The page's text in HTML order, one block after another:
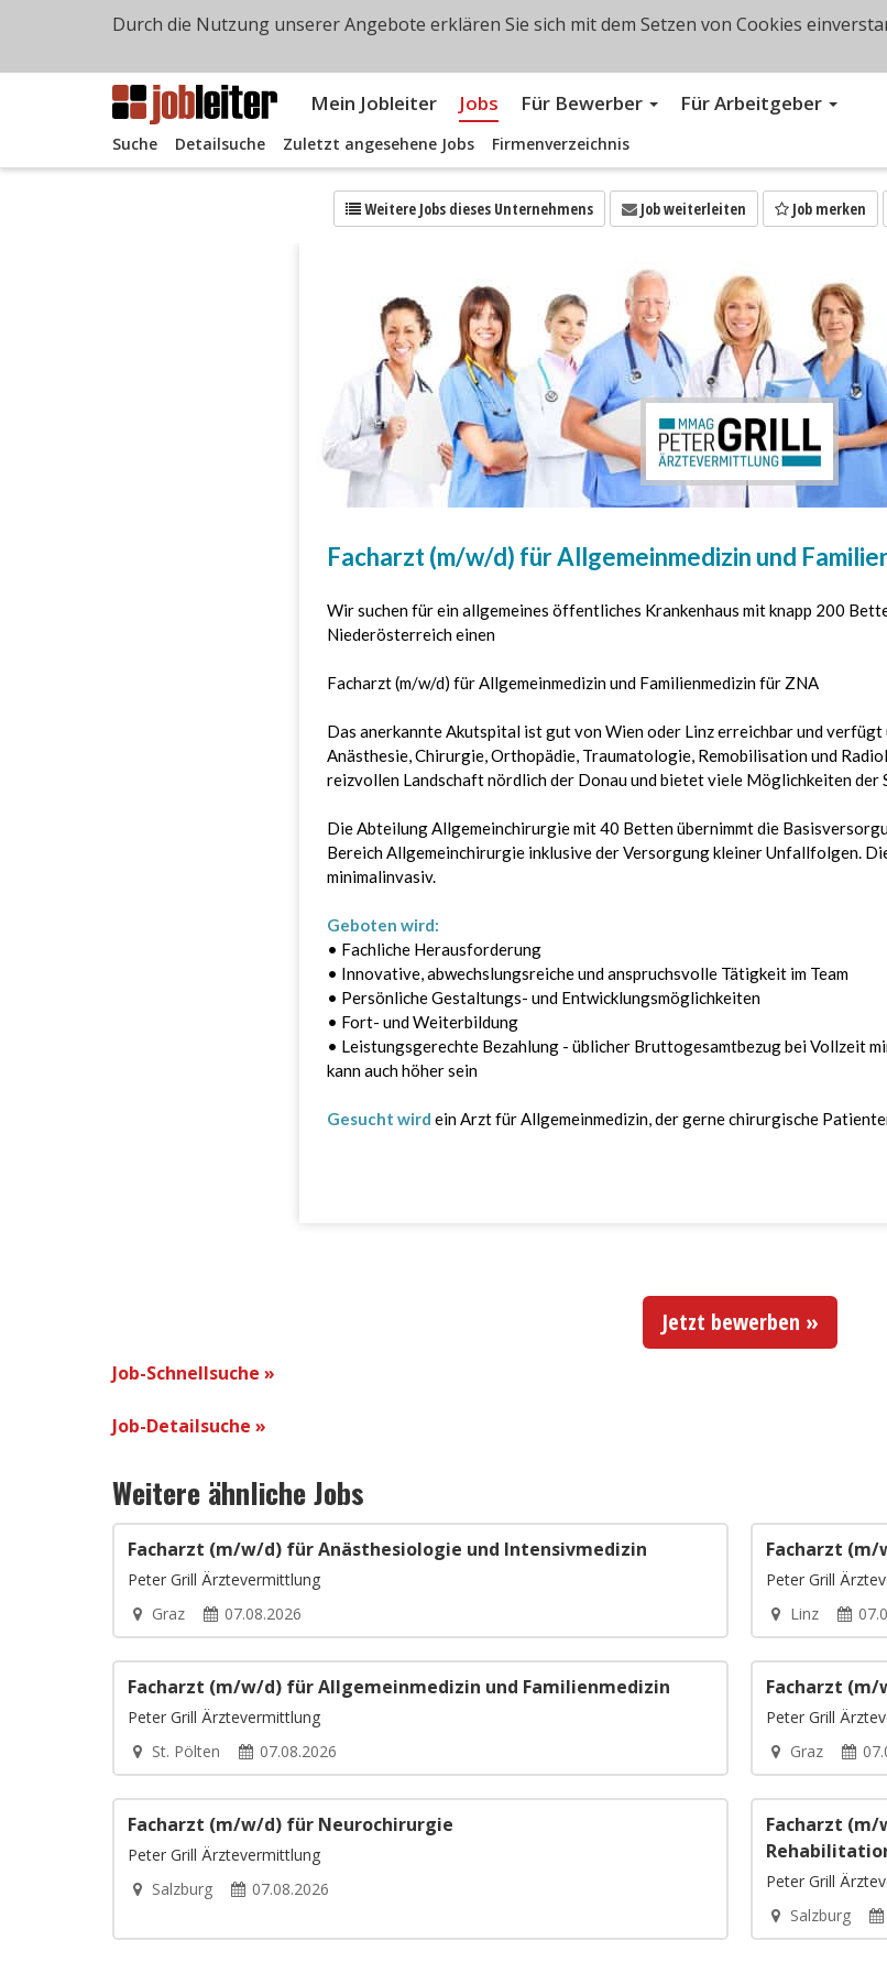
Mein Jobleiter Jobs Für Bewerber Für Arbeitgeber
Suche Detailsuche Zuletzt angesehene Jobs Firmenverzeichnis
Weitere Jobs dieses Unternehmens Job weiterleiten Job merken
Jetzt bewerben »
Job-Schnellsuche »
Job-Detailsuche »
Weitere ähnliche Jobs
Facharzt (m/w/d) für Anästhesiologie und Intensivmedizin
Peter Grill Ärztevermittlung
Graz
07.08.2026
Facharzt
Peter Grill
Linz
Facharzt (m/w/d) für Allgemeinmedizin und Familienmedizin
Peter Grill Ärztevermittlung
St. Pölten
07.08.2026
Facharzt
Peter Grill
Graz
Facharzt (m/w/d) für Neurochirurgie
Peter Grill Ärztevermittlung
Salzburg
07.08.2026
Facharzt (m/
Peter Grill
Salzburg
Durch die Nutzung unserer Angebote erklären Sie sich mit dem Setzen von Cookies